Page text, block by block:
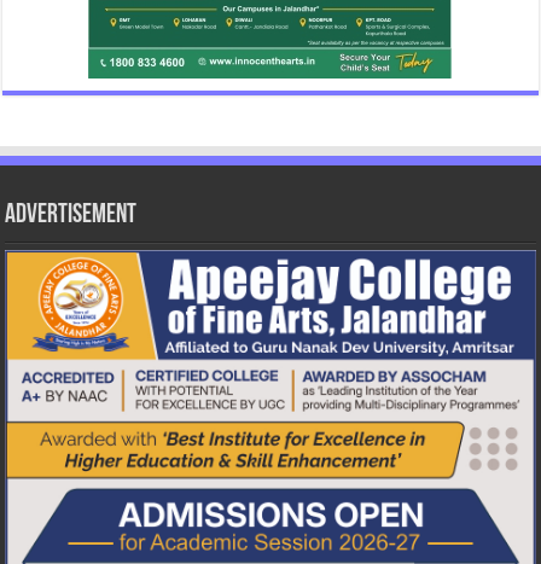
Advertisement